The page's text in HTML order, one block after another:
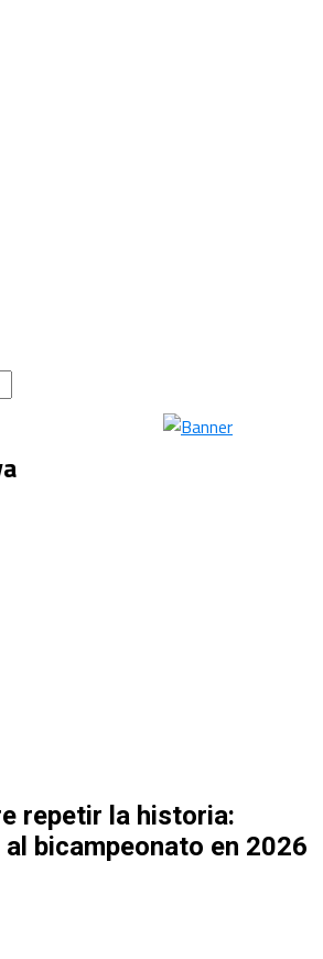
repetir la historia:
bicampeonato en 2026